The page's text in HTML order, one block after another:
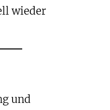
wieder
und